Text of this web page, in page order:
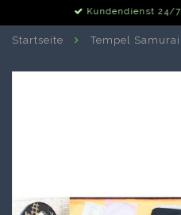
Alle
Startseite Tempel